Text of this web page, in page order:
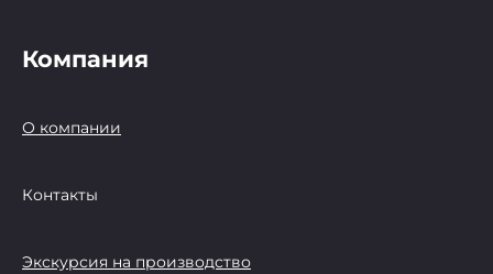
Компания
О компании
Контакты
Экскурсия на производство